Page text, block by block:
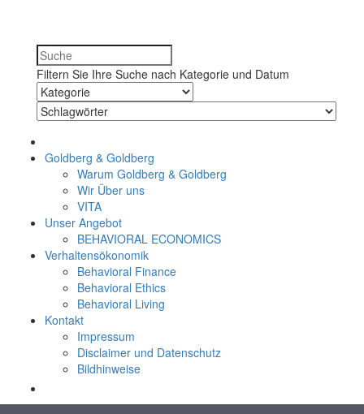
Filtern Sie Ihre Suche nach Kategorie und Datum
Goldberg & Goldberg
Warum Goldberg & Goldberg
Wir Über uns
VITA
Unser Angebot
BEHAVIORAL ECONOMICS
Verhaltensökonomik
Behavioral Finance
Behavioral Ethics
Behavioral Living
Kontakt
Impressum
Disclaimer und Datenschutz
Bildhinweise